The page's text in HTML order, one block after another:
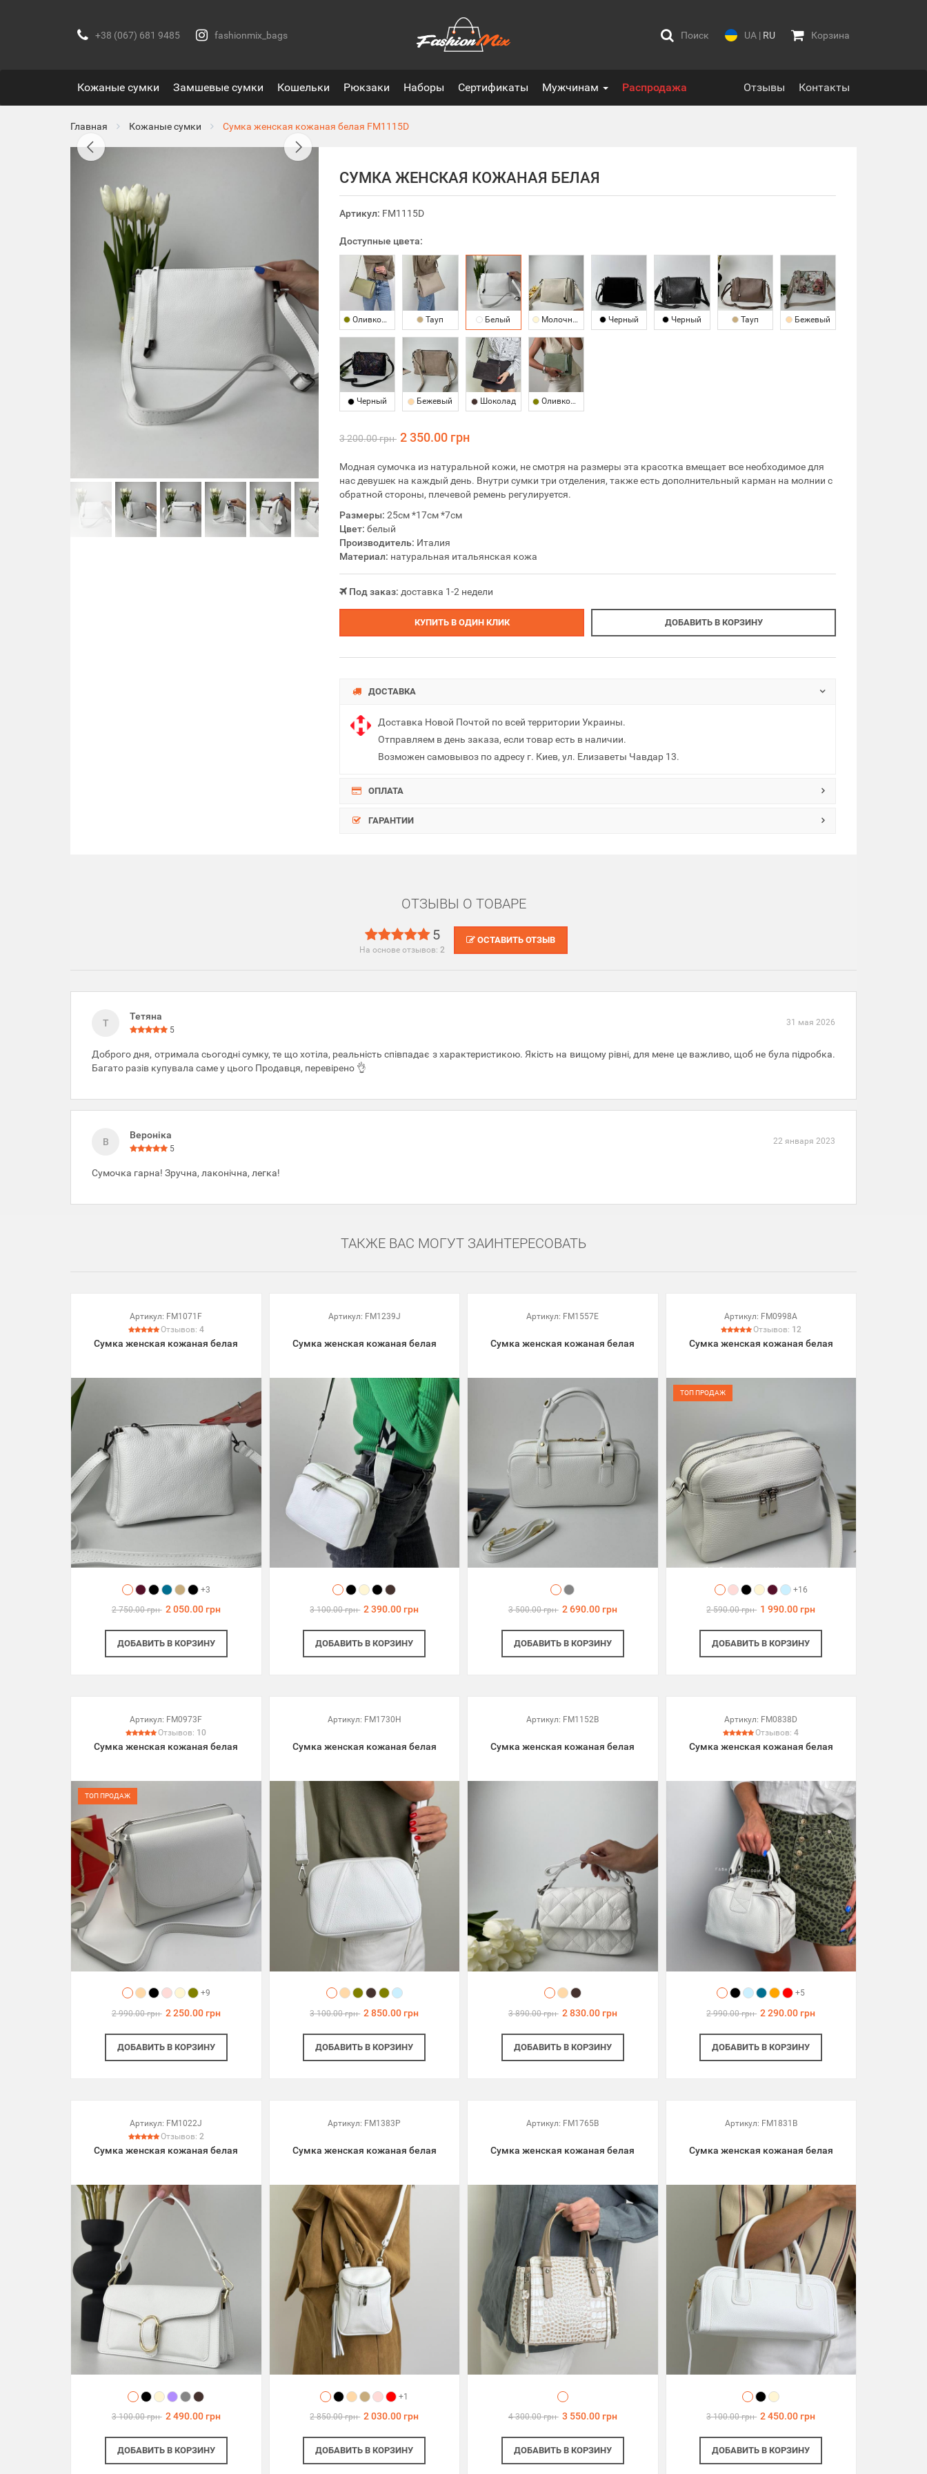
+38 (067) 681 9485 fashionmix_bags Поиск UA | RU Корзина
Кожаные сумки Замшевые сумки Кошельки Рюкзаки Наборы Сертификаты Мужчинам Распродажа Отзывы Контакты
Главная Кожаные сумки Сумка женская кожаная белая FM1115D
СУМКА ЖЕНСКАЯ КОЖАНАЯ БЕЛАЯ
Артикул: FM1115D
Доступные цвета:
Оливковый Тауп Белый Молочный Черный Черный Тауп Бежевый
Черный Бежевый Шоколад Оливковый
3 200.00 грн 2 350.00 грн
Модная сумочка из натуральной кожи, не смотря на размеры эта красотка вмещает все необходимое для
нас девушек на каждый день. Внутри сумки три отделения, также есть дополнительный карман на молнии с
обратной стороны, плечевой ремень регулируется.
Размеры: 25см *17см *7см
Цвет: белый
Производитель: Италия
Материал: натуральная итальянская кожа
Под заказ: доставка 1-2 недели
КУПИТЬ В ОДИН КЛИК ДОБАВИТЬ В КОРЗИНУ
ДОСТАВКА
Доставка Новой Почтой по всей территории Украины.
Отправляем в день заказа, если товар есть в наличии.
Возможен самовывоз по адресу г. Киев, ул. Елизаветы Чавдар 13.
ОПЛАТА
ГАРАНТИИ
ОТЗЫВЫ О ТОВАРЕ
5
На основе отзывов: 2
ОСТАВИТЬ ОТЗЫВ
Т
Тетяна
5
31 мая 2026
Доброго дня, отримала сьогодні сумку, те що хотіла, реальність співпадає з характеристикою. Якість на вищому рівні, для мене це важливо, щоб не була підробка.
Багато разів купувала саме у цього Продавця, перевірено 👌
В
Вероніка
5
22 января 2023
Сумочка гарна! Зручна, лаконічна, легка!
ТАКЖЕ ВАС МОГУТ ЗАИНТЕРЕСОВАТЬ
Артикул: FM1071F
Отзывов: 4
Сумка женская кожаная белая
+3
2 750.00 грн 2 050.00 грн
ДОБАВИТЬВ КОРЗИНУ
Артикул: FM1239J
Сумка женская кожаная белая
3 100.00 грн 2 390.00 грн
ДОБАВИТЬ В КОРЗИНУ
Артикул: FM1557E
Сумка женская кожаная белая
3 500.00 грн 2 690.00 грн
ДОБАВИТЬВ КОРЗИНУ
Артикул: FM0998A
Отзывов: 12
Сумка женская кожаная белая
ТОП ПРОДАЖ
+16
2 590.00 грн 1 990.00 грн
ДОБАВИТЬ В КОРЗИНУ
Артикул: FM0973F
Отзывов: 10
Сумка женская кожаная белая
ТОП ПРОДАЖ
+9
2 990.00 грн 2 250.00 грн
ДОБАВИТЬВ КОРЗИНУ
Артикул: FM1730H
Сумка женская кожаная белая
3 100.00 грн 2 850.00 грн
ДОБАВИТЬ В КОРЗИНУ
Артикул: FM1152B
Сумка женская кожаная белая
3 890.00 грн 2 830.00 грн
ДОБАВИТЬВ КОРЗИНУ
Артикул: FM0838D
Отзывов:4
Сумка женская кожаная белая
+5
2 990.00 грн 2 290.00 грн
ДОБАВИТЬ В КОРЗИНУ
Артикул: FM1022J
Отзывов: 2
Сумка женская кожаная белая
3 100.00 грн 2 490.00 грн
ДОБАВИТЬВ КОРЗИНУ
Артикул: FM1383P
Сумка женская кожаная белая
+1
2 850.00 грн 2 030.00 грн
ДОБАВИТЬ В КОРЗИНУ
Артикул: FM1765B
Сумка женская кожаная белая
4 300.00 грн 3 550.00 грн
ДОБАВИТЬВ КОРЗИНУ
Артикул: FM1831B
Сумка женская кожаная белая
3 100.00 грн 2 450.00 грн
ДОБАВИТЬ В КОРЗИНУ